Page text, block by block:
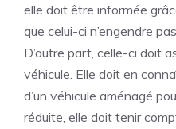
elle doit être informée
que celui-ci n’engendre
D’autre part, celle-ci doit
véhicule. Elle doit en
d’un véhicule aménagé
réduite, elle doit tenir